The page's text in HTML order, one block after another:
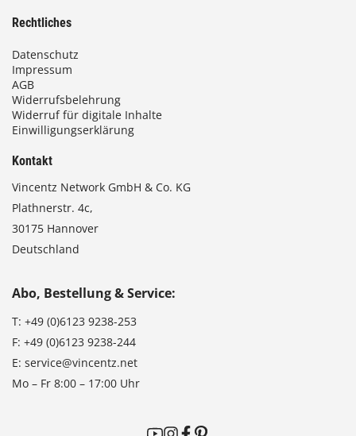
Rechtliches
Datenschutz
Impressum
AGB
Widerrufsbelehrung
Widerruf für digitale Inhalte
Einwilligungserklärung
Kontakt
Vincentz Network GmbH & Co. KG
Plathnerstr. 4c,
30175 Hannover
Deutschland
Abo, Bestellung & Service:
T: +49 (0)6123 9238-253
F: +49 (0)6123 9238-244
E: service@vincentz.net
Mo – Fr 8:00 – 17:00 Uhr